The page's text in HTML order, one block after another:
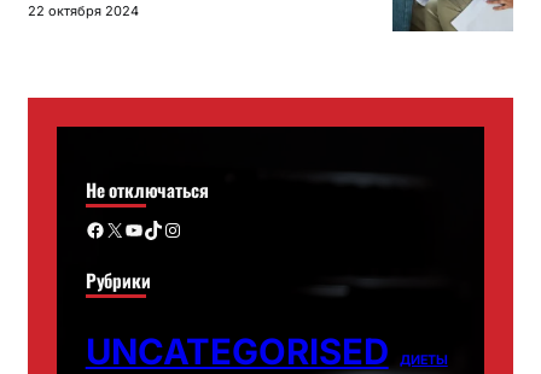
22 октября 2024
Не отключаться
Facebook X YouTube TikTok Instagram
Рубрики
UNCATEGORISED ДИЕТЫ